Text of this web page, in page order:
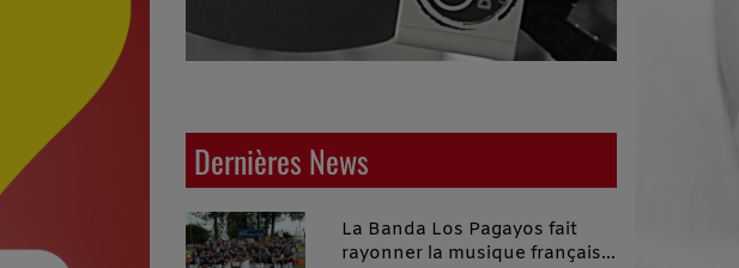
Dernières News
La Banda Los Pagayos fait
rayonner la musique française